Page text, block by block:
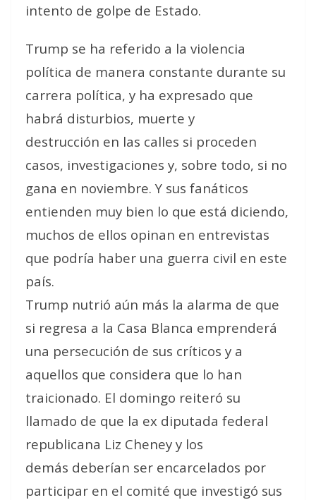
intento de golpe de Estado.
Trump se ha referido a la violencia
política de manera constante durante su
carrera política, y ha expresado que
habrá disturbios, muerte y
destrucción en las calles si proceden
casos, investigaciones y, sobre todo, si no
gana en noviembre. Y sus fanáticos
entienden muy bien lo que está diciendo,
muchos de ellos opinan en entrevistas
que podría haber una guerra civil en este
país.
Trump nutrió aún más la alarma de que
si regresa a la Casa Blanca emprenderá
una persecución de sus críticos y a
aquellos que considera que lo han
traicionado. El domingo reiteró su
llamado de que la ex diputada federal
republicana Liz Cheney y los
demás deberían ser encarcelados por
participar en el comité que investigó sus